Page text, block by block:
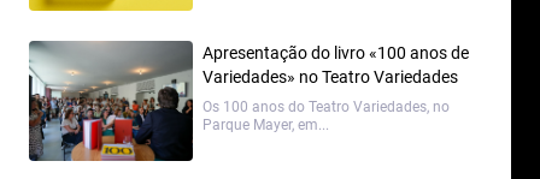
Apresentação do livro «100 anos de
Variedades» no Teatro Variedades
Os 100 anos do Teatro Variedades, no
Parque Mayer, em...